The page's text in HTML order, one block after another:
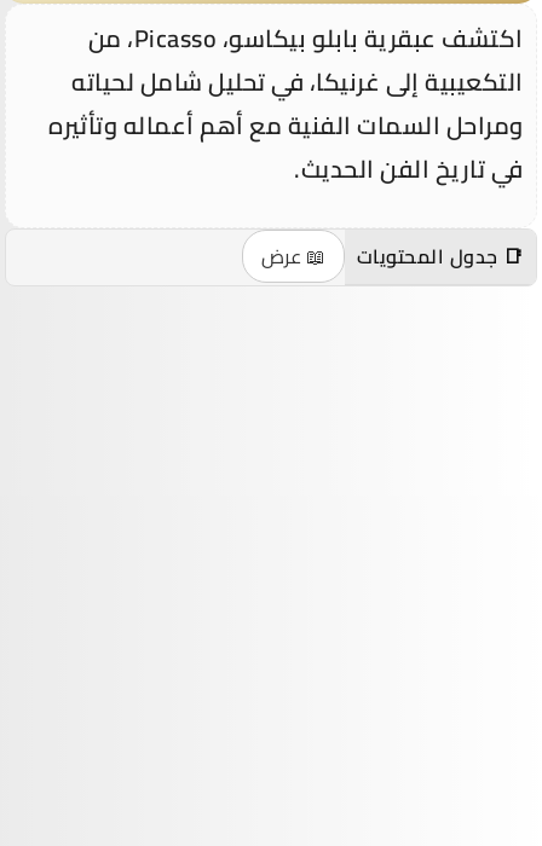
اكتشف عبقرية بابلو بيكاسو، Picasso، من
التكعيبية إلى غرنيكا، في تحليل شامل لحياته
ومراحل السمات الفنية مع أهم أعماله وتأثيره
في تاريخ الفن الحديث.
📑 جدول المحتويات 📖 عرض